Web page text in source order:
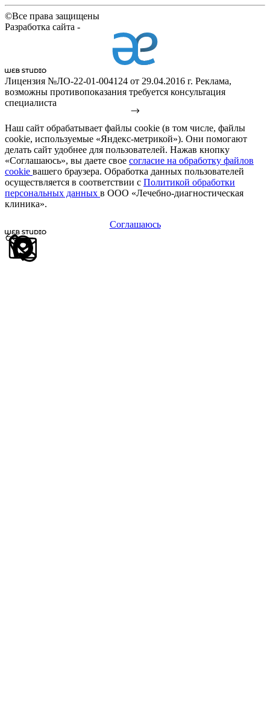
©Все права защищены
Разработка сайта -
Лицензия №ЛО-22-01-004124 от 29.04.2016 г. Реклама,
возможны противопоказания требуется консультация
специалиста
Наш сайт обрабатывает файлы cookie (в том числе, файлы
cookie, используемые «Яндекс-метрикой»). Они помогают
делать сайт удобнее для пользователей. Нажав кнопку
«Соглашаюсь», вы даете свое согласие на обработку файлов
cookie вашего браузера. Обработка данных пользователей
осуществляется в соответствии с Политикой обработки
персональных данных в ООО «Лечебно-диагностическая
клиника».
Соглашаюсь